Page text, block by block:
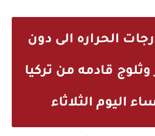
الحراره الى دون
قادمه من تركيا
اليوم الثلاثاء